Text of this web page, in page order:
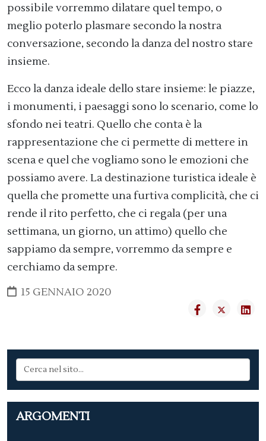
possibile vorremmo dilatare quel tempo, o
meglio poterlo plasmare secondo la nostra
conversazione, secondo la danza del nostro stare
insieme.
Ecco la danza ideale dello stare insieme: le piazze,
i monumenti, i paesaggi sono lo scenario, come lo
sfondo nei teatri. Quello che conta è la
rappresentazione che ci permette di mettere in
scena e quel che vogliamo sono le emozioni che
possiamo avere. La destinazione turistica ideale è
quella che promette una furtiva complicità, che ci
rende il rito perfetto, che ci regala (per una
settimana, un giorno, un attimo) quello che
sappiamo da sempre, vorremmo da sempre e
cerchiamo da sempre.
15 GENNAIO 2020
ARGOMENTI